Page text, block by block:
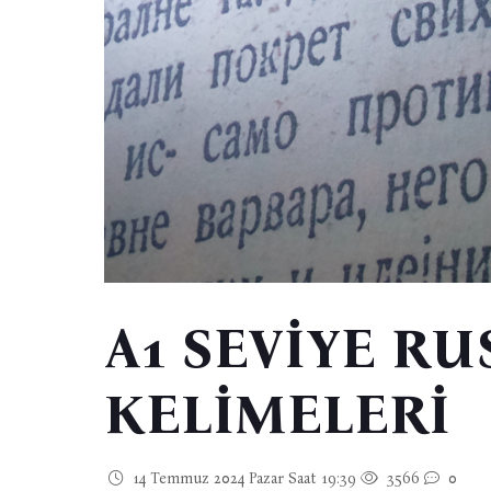
A1 SEVİYE
KELİMELERİ
14 Temmuz 2024 Pazar Saat 19:39 3566 0